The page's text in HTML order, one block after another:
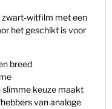
zwart-witfilm met een
het geschikt is voor
breed
slimme keuze maakt
van analoge